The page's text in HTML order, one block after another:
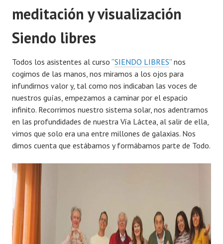
meditación y visualización
Siendo libres
Todos los asistentes al curso “SIENDO LIBRES” nos
cogimos de las manos, nos miramos a los ojos para
infundirnos valor y, tal como nos indicaban las voces de
nuestros guías, empezamos a caminar por el espacio
infinito. Recorrimos nuestro sistema solar, nos adentramos
en las profundidades de nuestra Vía Láctea, al salir de ella,
vimos que solo era una entre millones de galaxias. Nos
dimos cuenta que estábamos y formábamos parte de Todo.